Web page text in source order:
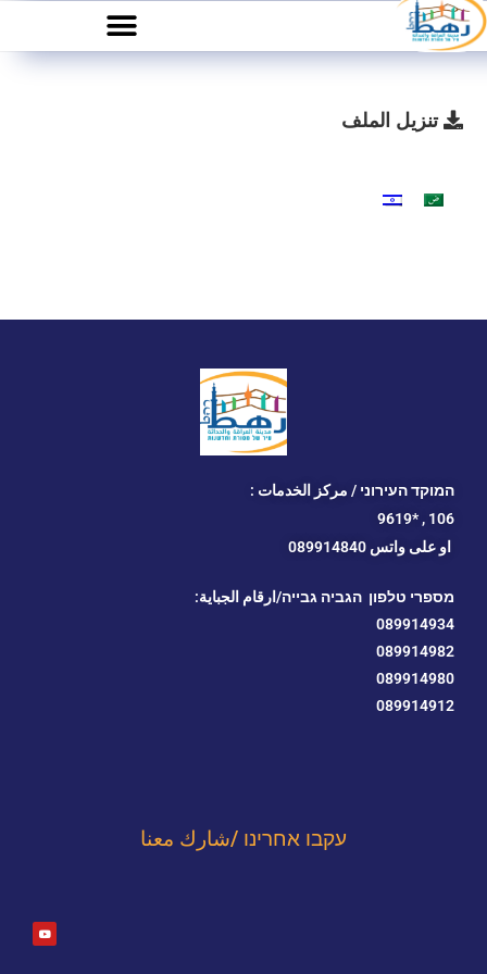
تنزيل الملف
המוקד העירוני / مركز الخدمات :
106 ,
*9619
او على واتس 089914840
מספרי טלפון הגביה גבייה/ارقام الجباية:
089914934
089914982
089914980
089914912
עקבו אחרינו /شارك معنا